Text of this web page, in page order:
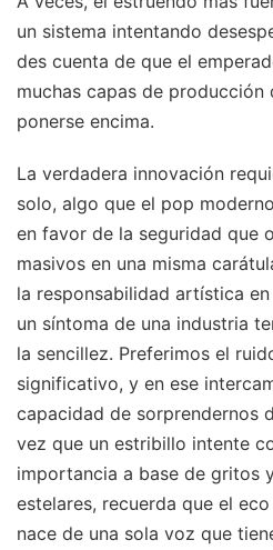
un sistema intentando
des cuenta de que el
muchas capas de producción
ponerse encima.
La verdadera innovación
solo, algo que el pop
en favor de la seguridad que
masivos en una misma
la responsabilidad artística
un síntoma de una industria
la sencillez. Preferimos el
significativo, y en ese
capacidad de sorprendernos
vez que un estribillo intente
importancia a base de gritos
estelares, recuerda que el
nace de una sola voz que